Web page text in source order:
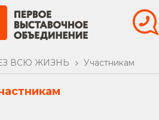
ВСЮ ЖИЗНЬ
Участникам